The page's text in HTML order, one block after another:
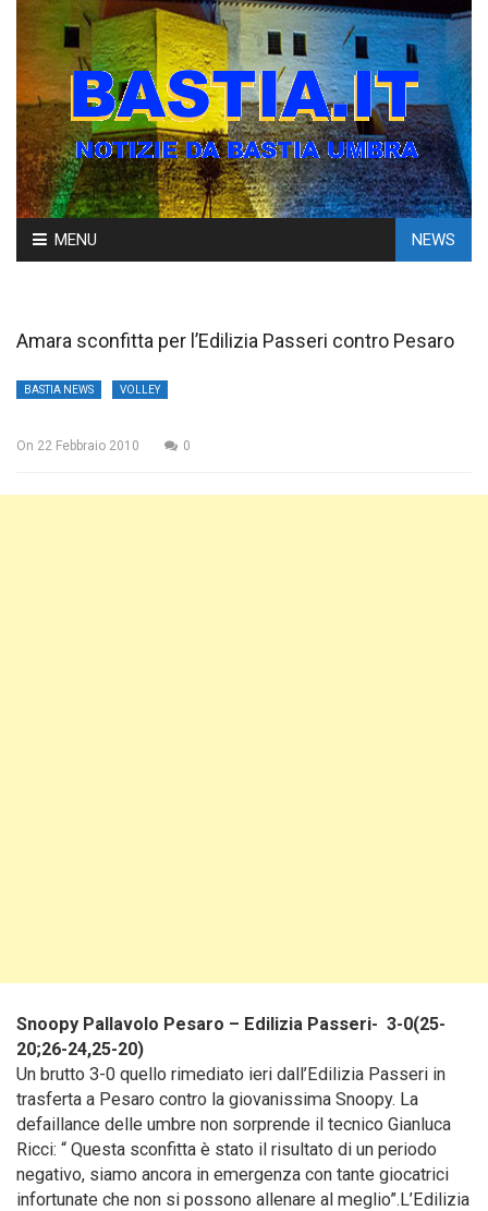
Skip
to
MENU NEWS
Amara sconfitta per l’Edilizia Passeri contro Pesaro
BASTIA NEWS VOLLEY
On 22 Febbraio 2010 0
Snoopy Pallavolo Pesaro – Edilizia Passeri- 3-0(25-
20;26-24,25-20)
Un brutto 3-0 quello rimediato ieri dall’Edilizia Passeri in
trasferta a Pesaro contro la giovanissima Snoopy. La
defaillance delle umbre non sorprende il tecnico Gianluca
Ricci: “ Questa sconfitta è stato il risultato di un periodo
negativo, siamo ancora in emergenza con tante giocatrici
infortunate che non si possono allenare al meglio”.L’Edilizia